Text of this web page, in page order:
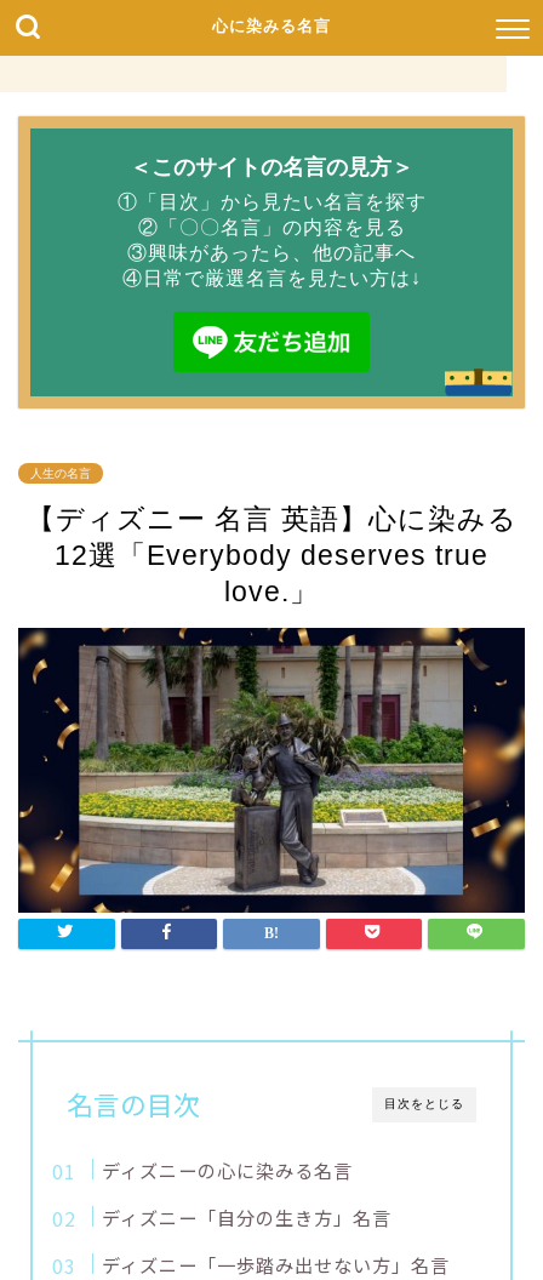
心に染みる名言
＜このサイトの名言の見方＞
①「目次」から見たい名言を探す
②「〇〇名言」の内容を見る
③興味があったら、他の記事へ
④日常で厳選名言を見たい方は↓
人生の名言
【ディズニー 名言 英語】心に染みる
12選「Everybody deserves true
love.」
目次をとじる
名言の目次
ディズニーの心に染みる名言
ディズニー「自分の生き方」名言
ディズニー「一歩踏み出せない方」名言